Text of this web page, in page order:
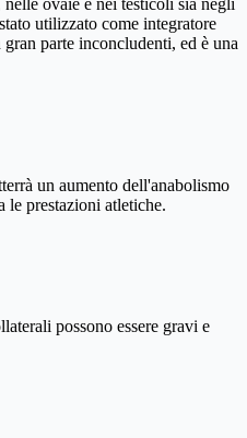
ovaie e nei testicoli sia negli
utilizzato come integratore
parte inconcludenti, ed è una
un aumento dell'anabolismo
le prestazioni atletiche.
possono essere gravi e